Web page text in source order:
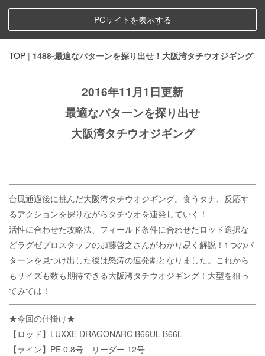
PCサイトを表示する
TOP | 1488-最適なパターンを探り出せ！大阪湾タチウオジギング
2016年11月1日更新
最適なパターンを探り出せ
大阪湾タチウオジギング
台風通過後に挑んだ大阪湾タチウオジギング。食うタナ、反応す
るアクションを探りながらタチウオを連発していく！
活性に合わせた攻略法、フィールド条件に合わせたロッド選択な
どラグゼプロスタッフの加藤啓之さんがわかり易く解説！1つのパ
ターンを見つけ出した後は怒涛の連発劇となりました。これから
もサイズも数も期待できる大阪湾タチウオジギング！大型を狙っ
てみては！
★今回の仕掛け★
【ロッド】LUXXE DRAGONARC B66UL B66L
【ライン】PE 0.8号 リーダー 12号